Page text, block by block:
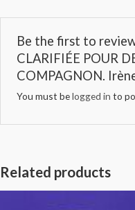
Be the first to
CLARIFIÉE POUR
COMPAGNON.
You must belogged in to
Related products